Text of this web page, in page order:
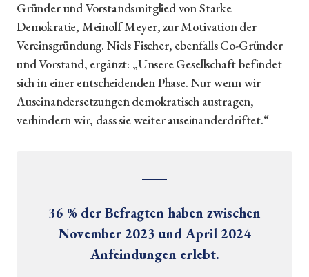
Gründer und Vorstandsmitglied von Starke
Demokratie, Meinolf Meyer, zur Motivation der
Vereinsgründung. Niels Fischer, ebenfalls Co-Gründer
und Vorstand, ergänzt: „Unsere Gesellschaft befindet
sich in einer entscheidenden Phase. Nur wenn wir
Auseinandersetzungen demokratisch austragen,
verhindern wir, dass sie weiter auseinanderdriftet.“
36 % der Befragten haben zwischen
November 2023 und April 2024
Anfeindungen erlebt.